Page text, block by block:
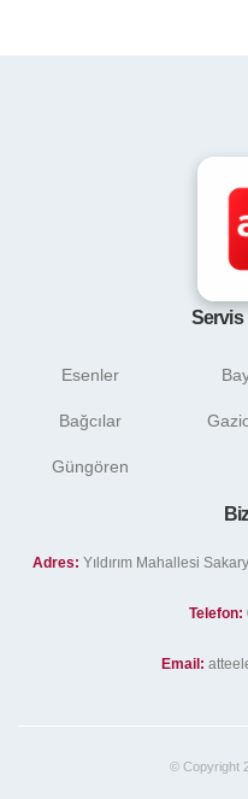
Servis
Esenler
Bağcılar
Güngören
Adres: Yıldırım Mahallesi
Telefon:
Email:
© Copyright